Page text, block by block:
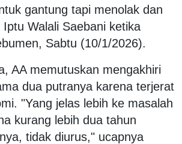
gantung tapi menolak dan
Iptu Walali Saebani ketika
Sabtu (10/1/2026).
AA memutuskan mengakhiri
dua putranya karena terjerat
"Yang jelas lebih ke masalah
kurang lebih dua tahun
tidak diurus," ucapnya